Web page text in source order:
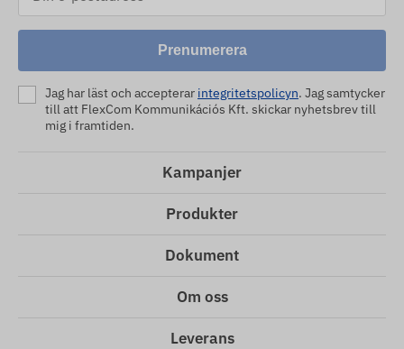
Prenumerera
Jag har läst och accepterar integritetspolicyn. Jag samtycker
till att FlexCom Kommunikációs Kft. skickar nyhetsbrev till
mig i framtiden.
Kampanjer
Produkter
Dokument
Om oss
Leverans